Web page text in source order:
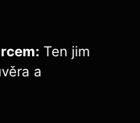
Ten jim
a